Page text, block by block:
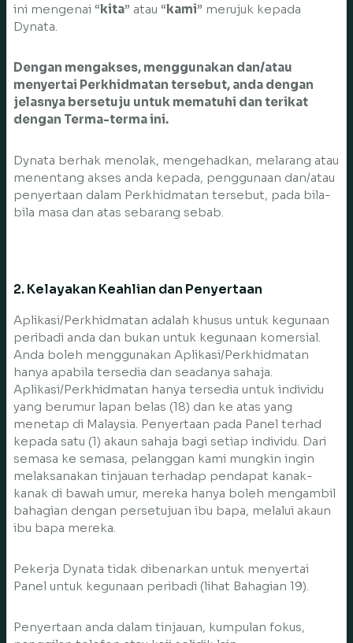
ini mengenai “kita” atau “kami” merujuk kepada
Dynata.
Dengan mengakses, menggunakan dan/atau
menyertai Perkhidmatan tersebut, anda dengan
jelasnya bersetuju untuk mematuhi dan terikat
dengan Terma-terma ini.
Dynata berhak menolak, mengehadkan, melarang atau
menentang akses anda kepada, penggunaan dan/atau
penyertaan dalam Perkhidmatan tersebut, pada bila-
bila masa dan atas sebarang sebab.
2. Kelayakan Keahlian dan Penyertaan
Aplikasi/Perkhidmatan adalah khusus untuk kegunaan
peribadi anda dan bukan untuk kegunaan komersial.
Anda boleh menggunakan Aplikasi/Perkhidmatan
hanya apabila tersedia dan seadanya sahaja.
Aplikasi/Perkhidmatan hanya tersedia untuk individu
yang berumur lapan belas (18) dan ke atas yang
menetap di Malaysia. Penyertaan pada Panel terhad
kepada satu (1) akaun sahaja bagi setiap individu. Dari
semasa ke semasa, pelanggan kami mungkin ingin
melaksanakan tinjauan terhadap pendapat kanak-
kanak di bawah umur, mereka hanya boleh mengambil
bahagian dengan persetujuan ibu bapa, melalui akaun
ibu bapa mereka.
Pekerja Dynata tidak dibenarkan untuk menyertai
Panel untuk kegunaan peribadi (lihat Bahagian 19).
Penyertaan anda dalam tinjauan, kumpulan fokus,